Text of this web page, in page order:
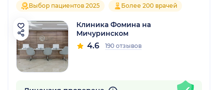
Выбор пациентов 2025 Более 200 врачей
Клиника Фомина на
Мичуринском
4.6 190 отзывов